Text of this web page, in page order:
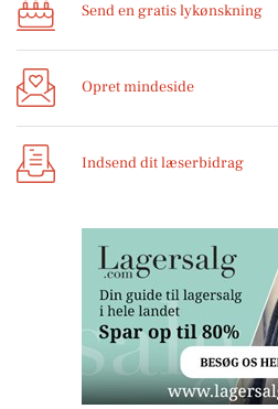
Send en gratis lykønskning
Opret mindeside
Indsend dit læserbidrag